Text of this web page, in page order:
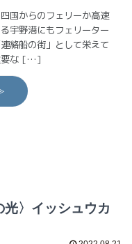
国からのフェリーか高速
宇野港にもフェリーター
絡船の街」として栄えて
要な […]
光〉イッシュウカ